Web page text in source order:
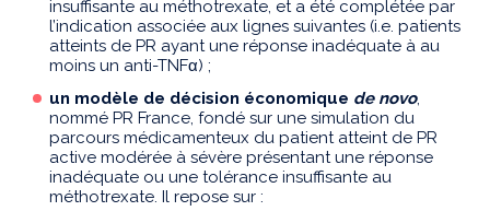
insuffisante au méthotrexate, et a été complétée par
l’indication associée aux lignes suivantes (i.e. patients
atteints de PR ayant une réponse inadéquate à au
moins un anti-TNFα) ;
un modèle de décision économique de novo,
nommé PR France, fondé sur une simulation du
parcours médicamenteux du patient atteint de PR
active modérée à sévère présentant une réponse
inadéquate ou une tolérance insuffisante au
méthotrexate. Il repose sur :